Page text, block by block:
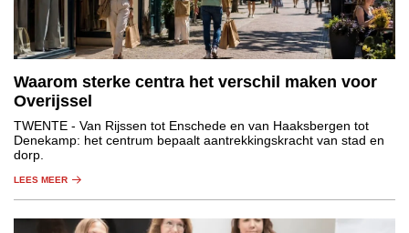
Waarom sterke centra het verschil maken voor
Overijssel
TWENTE - Van Rijssen tot Enschede en van Haaksbergen tot
Denekamp: het centrum bepaalt aantrekkingskracht van stad en
dorp.
LEES MEER